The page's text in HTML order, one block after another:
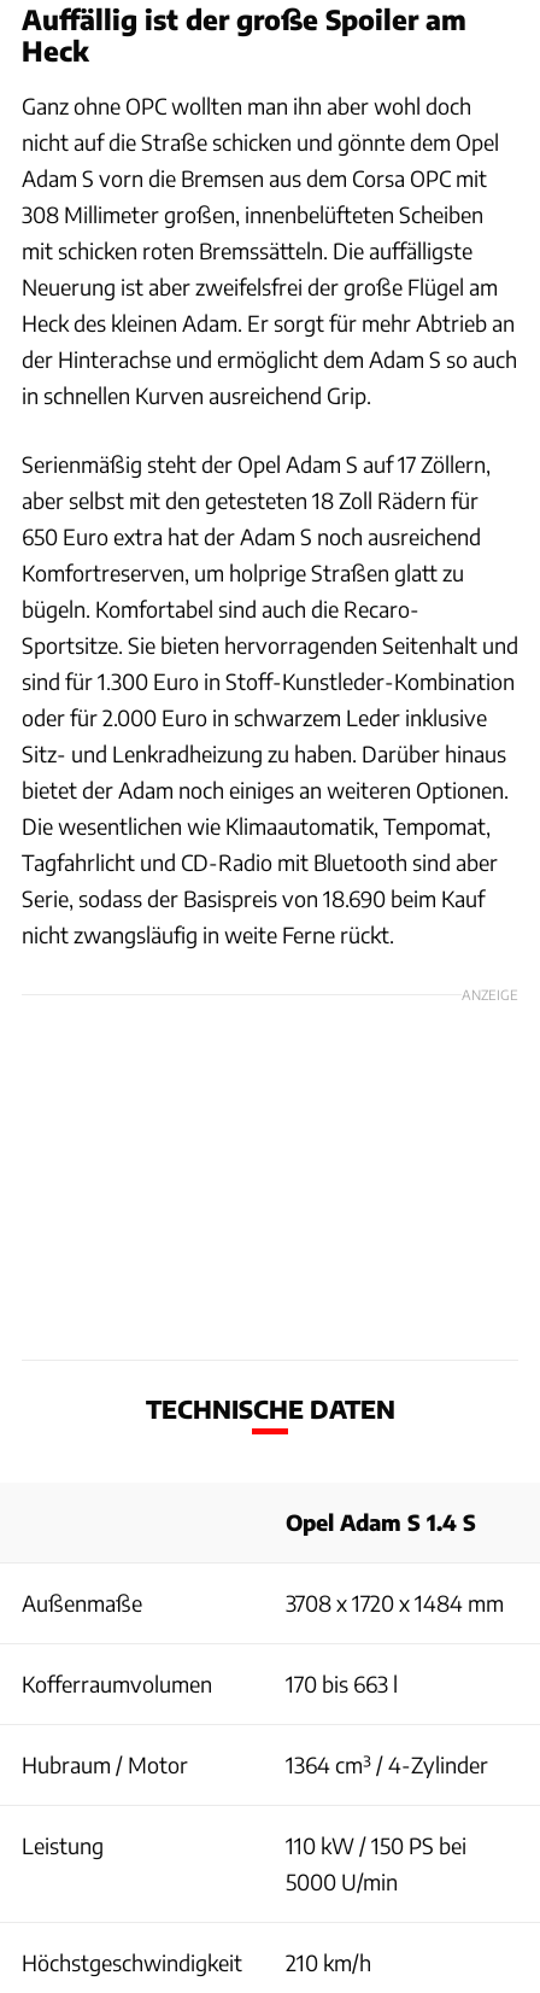
Auffällig ist der große Spoiler am
Heck
Ganz ohne OPC wollten man ihn aber wohl doch
nicht auf die Straße schicken und gönnte dem Opel
Adam S vorn die Bremsen aus dem Corsa OPC mit
308 Millimeter großen, innenbelüfteten Scheiben
mit schicken roten Bremssätteln. Die auffälligste
Neuerung ist aber zweifelsfrei der große Flügel am
Heck des kleinen Adam. Er sorgt für mehr Abtrieb an
der Hinterachse und ermöglicht dem Adam S so auch
in schnellen Kurven ausreichend Grip.
Serienmäßig steht der Opel Adam S auf 17 Zöllern,
aber selbst mit den getesteten 18 Zoll Rädern für
650 Euro extra hat der Adam S noch ausreichend
Komfortreserven, um holprige Straßen glatt zu
bügeln. Komfortabel sind auch die Recaro-
Sportsitze. Sie bieten hervorragenden Seitenhalt und
sind für 1.300 Euro in Stoff-Kunstleder-Kombination
oder für 2.000 Euro in schwarzem Leder inklusive
Sitz- und Lenkradheizung zu haben. Darüber hinaus
bietet der Adam noch einiges an weiteren Optionen.
Die wesentlichen wie Klimaautomatik, Tempomat,
Tagfahrlicht und CD-Radio mit Bluetooth sind aber
Serie, sodass der Basispreis von 18.690 beim Kauf
nicht zwangsläufig in weite Ferne rückt.
ANZEIGE
TECHNISCHE DATEN
Opel Adam S 1.4 S
Außenmaße 3708 x 1720 x 1484 mm
Kofferraumvolumen 170 bis 663 l
Hubraum / Motor 1364 cm³ / 4-Zylinder
Leistung
110 kW / 150 PS bei
5000 U/min
Höchstgeschwindigkeit 210 km/h